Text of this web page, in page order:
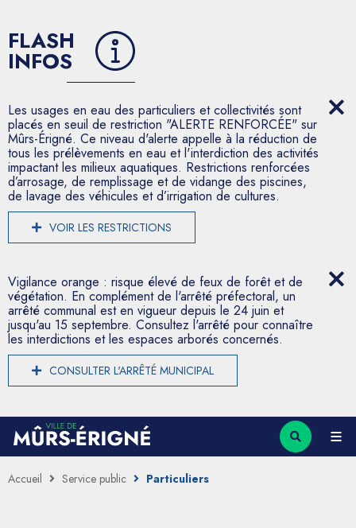
FLASH
INFOS
Les usages en eau des particuliers et collectivités sont
placés en seuil de restriction "ALERTE RENFORCÉE" sur
Mûrs-Érigné. Ce niveau d'alerte appelle à la réduction de
tous les prélèvements en eau et l'interdiction des activités
impactant les milieux aquatiques. Restrictions renforcées
d’arrosage, de remplissage et de vidange des piscines,
de lavage des véhicules et d’irrigation de cultures.
VOIR LES RESTRICTIONS
Vigilance orange : risque élevé de feux de forêt et de
végétation. En complément de l'arrêté préfectoral, un
arrêté communal est en vigueur depuis le 24 juin et
jusqu'au 15 septembre. Consultez l'arrêté pour connaître
les interdictions et les espaces arborés concernés.
CONSULTER L'ARRÊTÉ MUNICIPAL
Accueil Service public Particuliers